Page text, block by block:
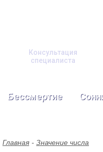
Консультация
специалиста
Бессмертие
Главная Значение числа